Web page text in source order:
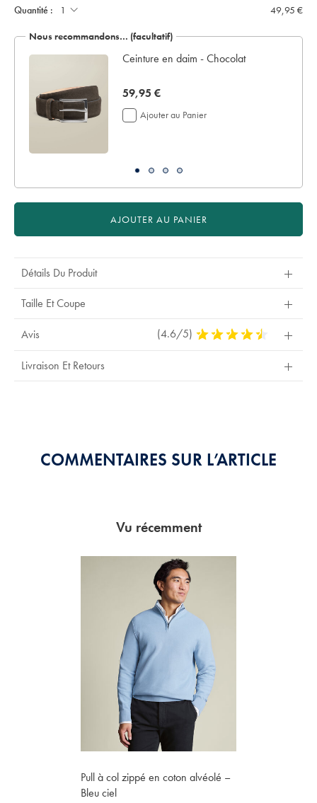
écrin
de
Quantité : 49,95 €
Nous recommandons… (facultatif)
Ceinture en daim - Chocolat
now
59,95
€
59,95 €
Ajouter au Panier
AJOUTER AU PANIER
Détails Du Produit
Taille Et Coupe
Avis (4.6/5) 4,6
Livraison Et Retours
COMMENTAIRES SUR L’ARTICLE
Vu récemment
Pull à col zippé en coton alvéolé –
Bleu ciel